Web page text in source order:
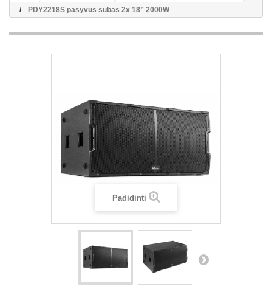
PDY2218S pasyvus sūbas 2x 18” 2000W
Padidinti